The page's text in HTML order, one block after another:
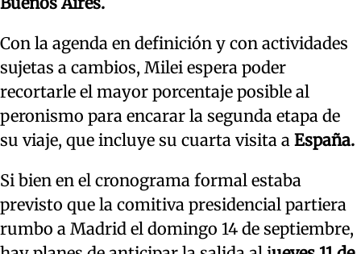
Con la agenda en definición y con actividades
sujetas a cambios, Milei espera poder
recortarle el mayor porcentaje posible al
peronismo para encarar la segunda etapa de
su viaje, que incluye su cuarta visita a España.
Si bien en el cronograma formal estaba
previsto que la comitiva presidencial partiera
rumbo a Madrid el domingo 14 de septiembre,